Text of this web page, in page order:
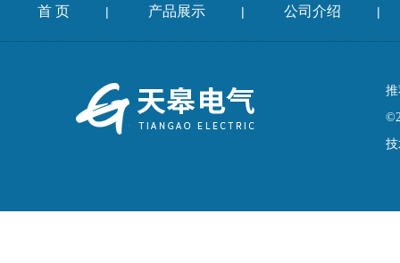
首 页 | 产品展示 | 公司介绍 |